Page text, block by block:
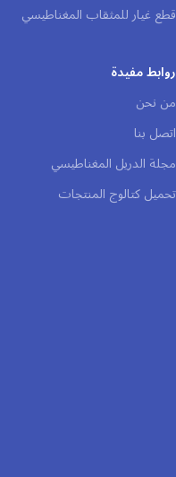
قطع غيار للمثقاب المغناطيسي
روابط مفيدة
من نحن
اتصل بنا
مجلة الدريل المغناطيسي
تحميل كتالوج المنتجات